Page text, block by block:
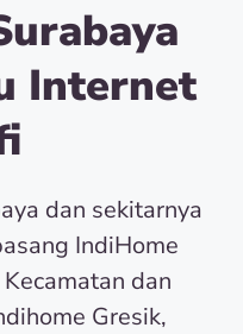
Internet
dan sekitarnya
IndiHome
dan
Gresik,